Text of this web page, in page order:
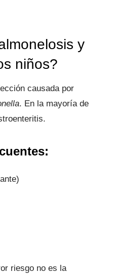
y
niños?
causada por
. En la mayoría de
riesgo no es la